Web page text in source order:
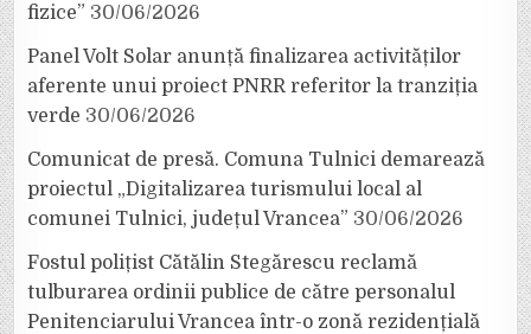
fizice” 30/06/2026
Panel Volt Solar anunță finalizarea activităților
aferente unui proiect PNRR referitor la tranziția
verde 30/06/2026
Comunicat de presă. Comuna Tulnici demarează
proiectul „Digitalizarea turismului local al
comunei Tulnici, județul Vrancea” 30/06/2026
Fostul polițist Cătălin Stegărescu reclamă
tulburarea ordinii publice de către personalul
Penitenciarului Vrancea într-o zonă rezidențială